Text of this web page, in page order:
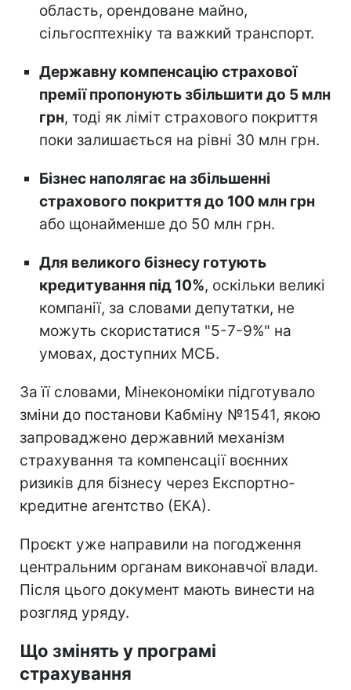
область, орендоване майно,
сільгосптехніку та важкий транспорт.
Державну компенсацію страхової
премії пропонують збільшити до 5 млн
грн, тоді як ліміт страхового покриття
поки залишається на рівні 30 млн грн.
Бізнес наполягає на збільшенні
страхового покриття до 100 млн грн
або щонайменше до 50 млн грн.
Для великого бізнесу готують
кредитування під 10%, оскільки великі
компанії, за словами депутатки, не
можуть скористатися "5-7-9%" на
умовах, доступних МСБ.
За її словами, Мінекономіки підготувало
зміни до постанови Кабміну №1541, якою
запроваджено державний механізм
страхування та компенсації воєнних
ризиків для бізнесу через Експортно-
кредитне агентство (ЕКА).
Проєкт уже направили на погодження
центральним органам виконавчої влади.
Після цього документ мають винести на
розгляд уряду.
Що змінять у програмі
страхування